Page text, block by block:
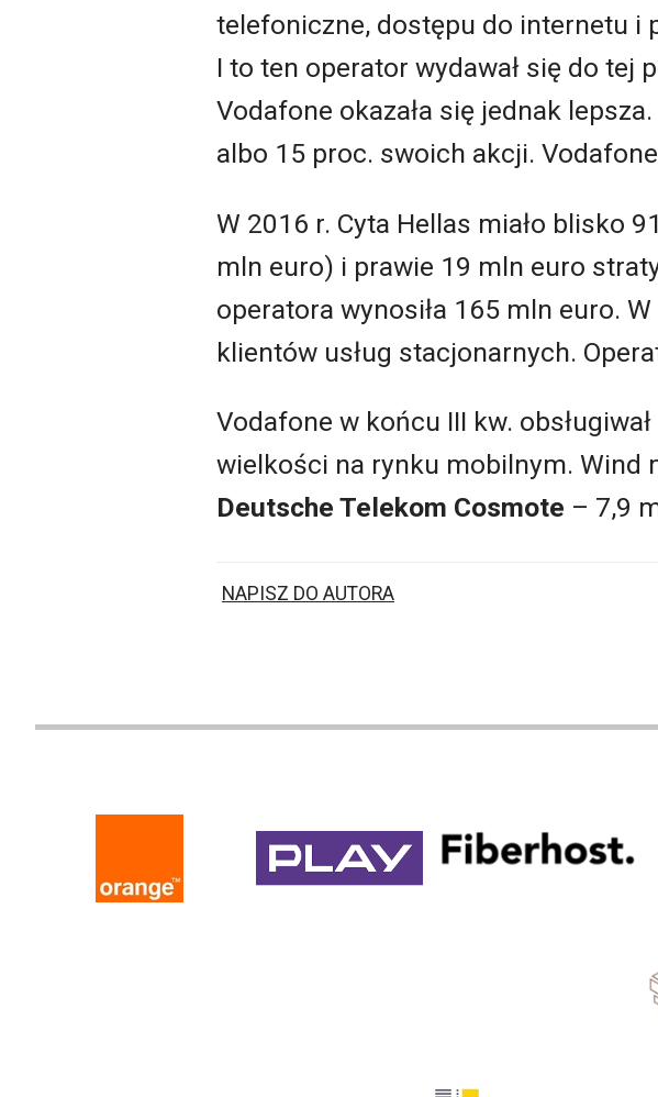
telefoniczne, dostępu do internetu i
I to ten operator wydawał się do tej
Vodafone okazała się jednak
albo 15 proc. swoich akcji.
W 2016 r. Cyta Hellas miało blisko
mln euro) i prawie 19 mln euro
operatora wynosiła 165 mln euro.
klientów usług stacjonarnych.
Vodafone w końcu III kw.
wielkości na rynku mobilnym. Wind
Deutsche Telekom Cosmote – 7,9
NAPISZ DO AUTORA